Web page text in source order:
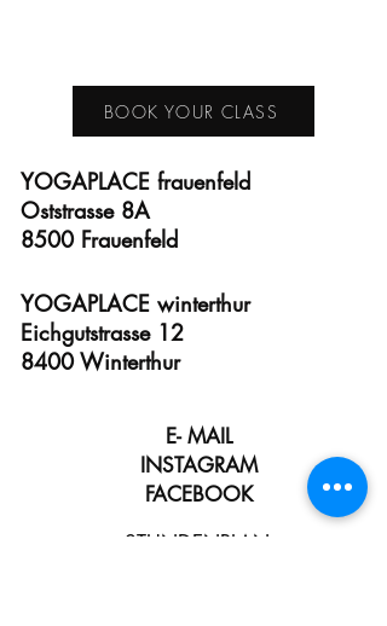
BOOK YOUR CLASS
YOGAPLACE frauenfeld
Oststrasse 8A
8500 Frauenfeld
YOGAPLACE winterthur
Eichgutstrasse 12
8400 Winterthur
E- MAIL
INSTAGRAM
FACEBOOK
STUNDENPLAN